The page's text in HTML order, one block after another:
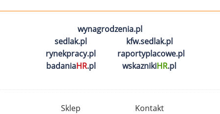
wynagrodzenia.pl
sedlak.pl
kfw.sedlak.pl
rynekpracy.pl
raportyplacowe.pl
badaniaHR.pl wskaznikiHR.pl
Sklep
Kontakt